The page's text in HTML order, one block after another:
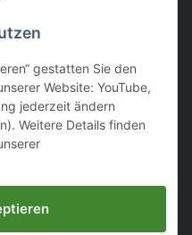
gestatten Sie den
Website: YouTube,
jederzeit ändern
Weitere Details finden